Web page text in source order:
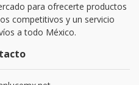
para ofrecerte productos
competitivos y un servicio
a todo México.